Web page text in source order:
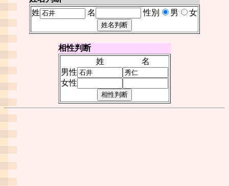
姓
名 性別 男 女
相性判断
姓
名
男性
女性